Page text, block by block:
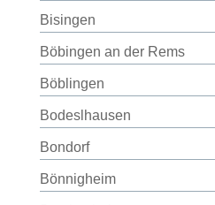
Bisingen
Böbingen an der Rems
Böblingen
Bodeslhausen
Bondorf
Bönnigheim